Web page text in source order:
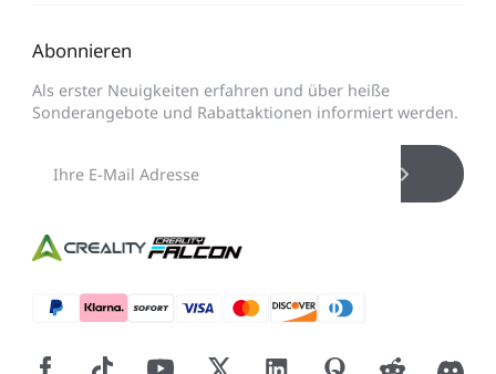
Abonnieren
Als erster Neuigkeiten erfahren und über heiße
Sonderangebote und Rabattaktionen informiert werden.